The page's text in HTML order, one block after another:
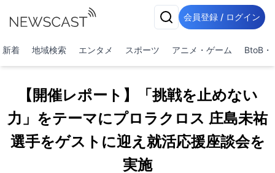
会員登録 / ログイン
新着 地域検索 エンタメ スポーツ アニメ・ゲーム BtoB・
【開催レポート】「挑戦を止めない
力」をテーマにプロラクロス 庄島未祐
選手をゲストに迎え就活応援座談会を
実施